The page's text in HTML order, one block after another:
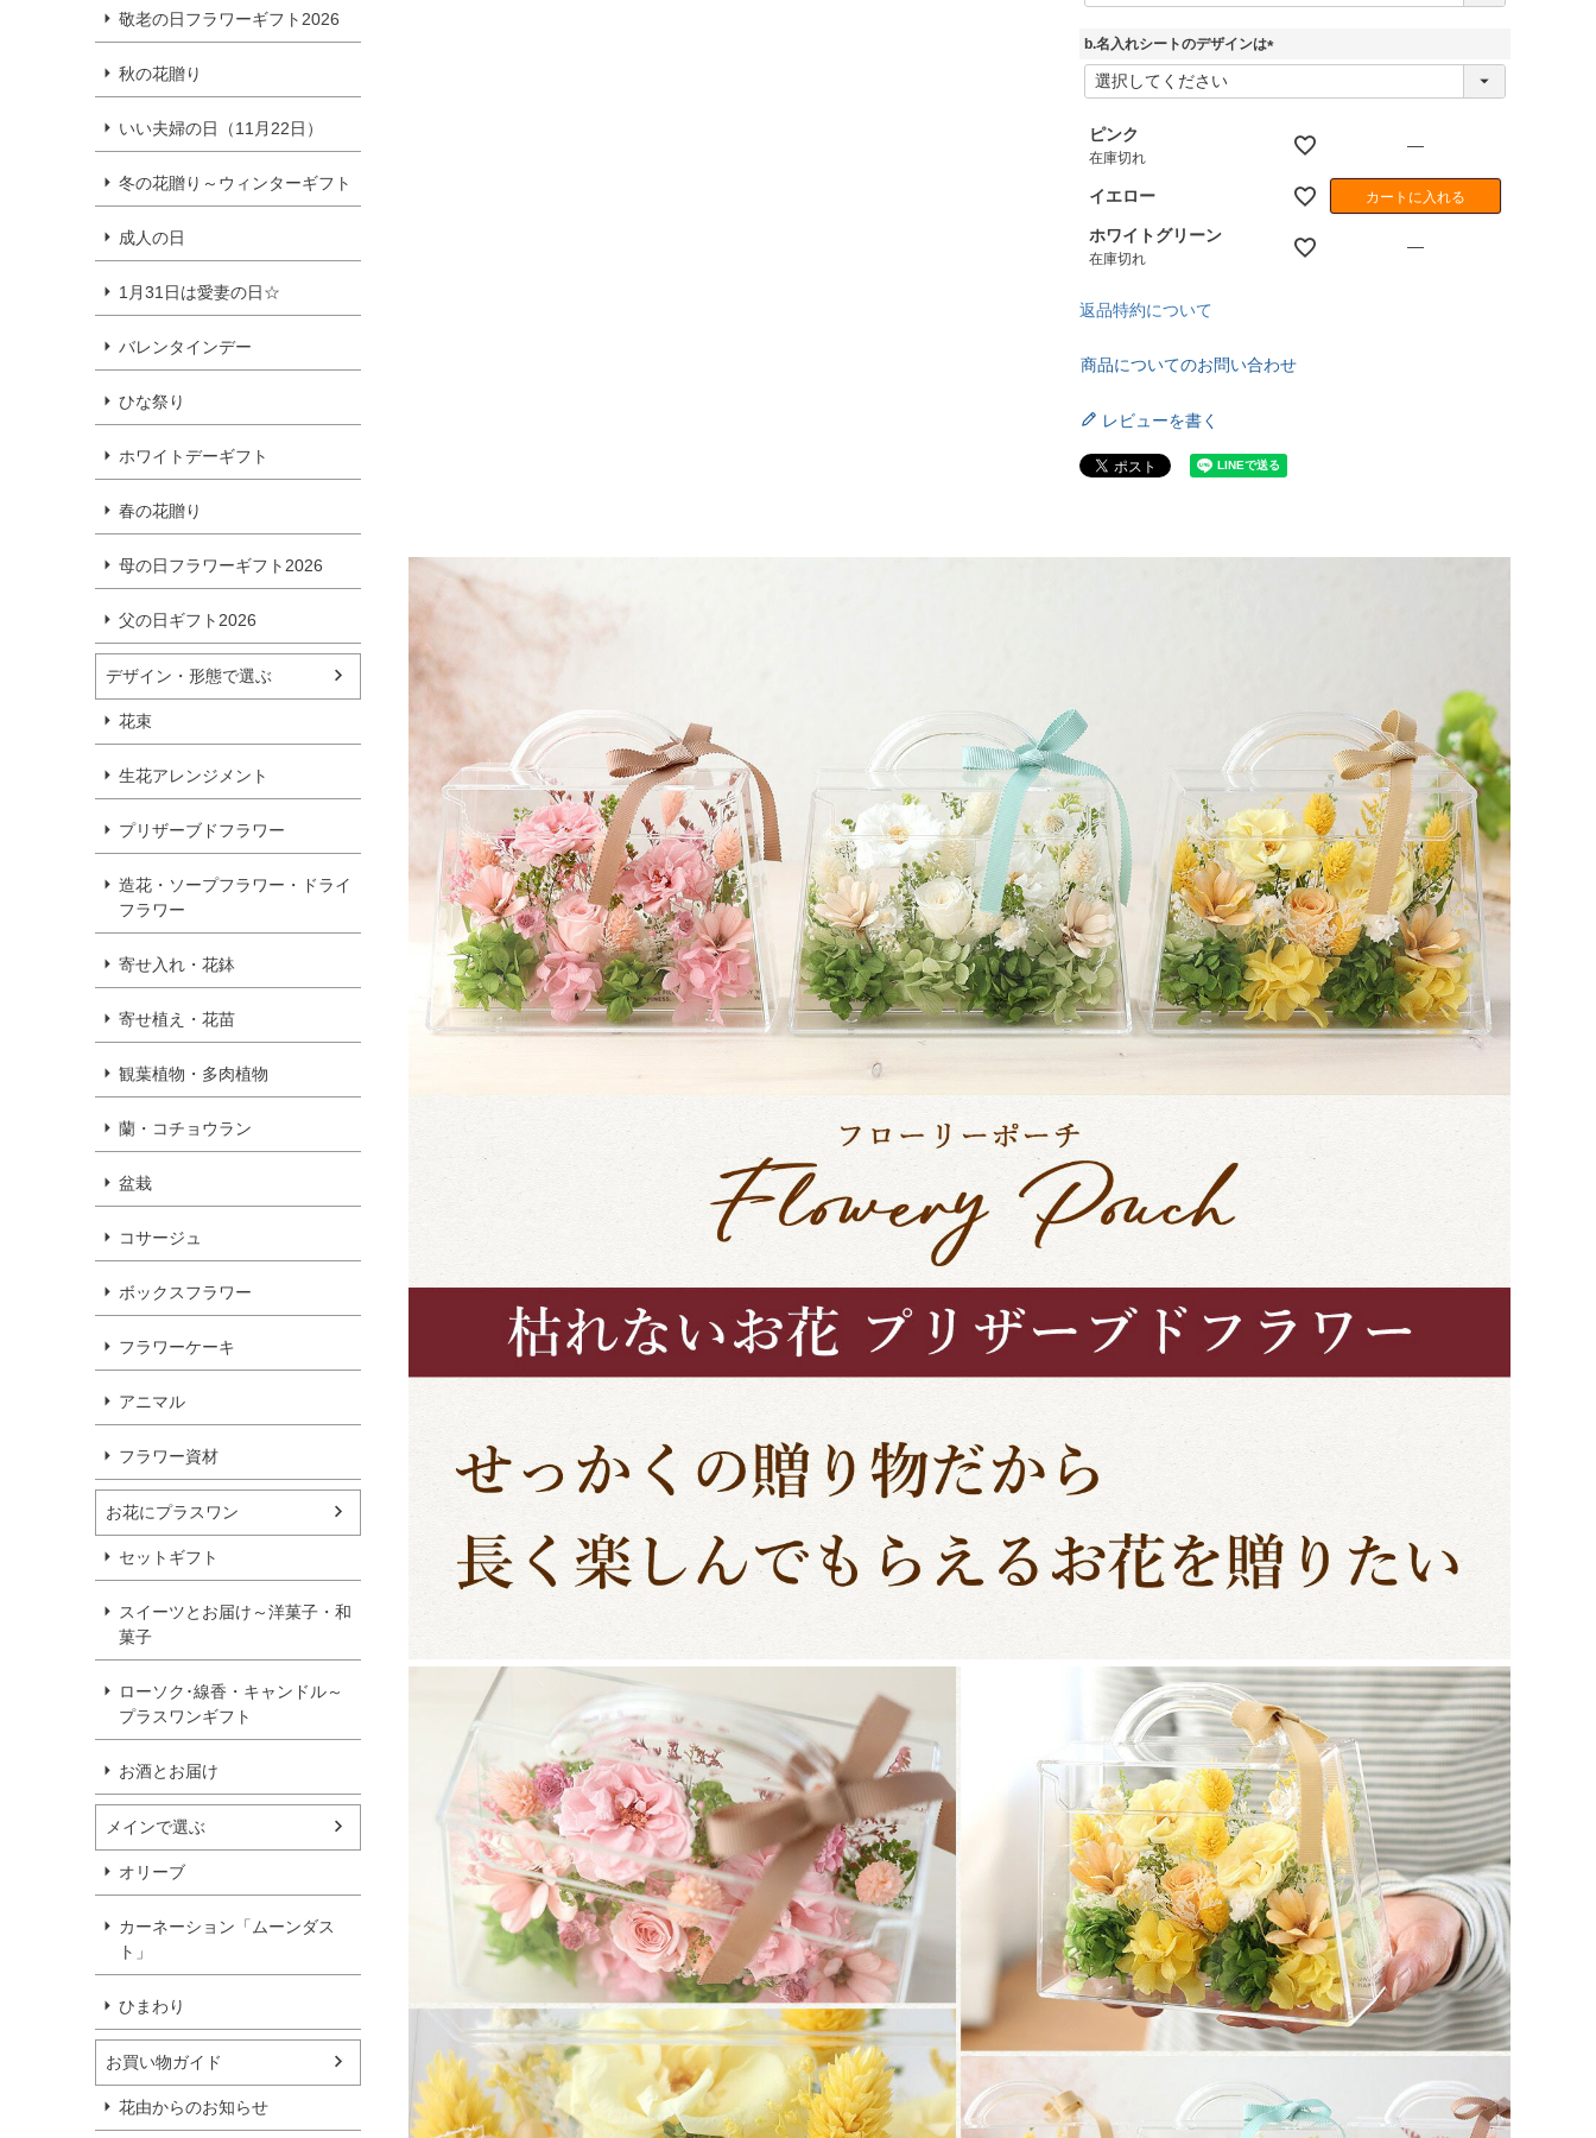
敬老の日フラワーギフト2026
秋の花贈り
いい夫婦の日（11月22日）
冬の花贈り～ウィンターギフト
成人の日
1月31日は愛妻の日☆
バレンタインデー
ひな祭り
ホワイトデーギフト
春の花贈り
母の日フラワーギフト2026
父の日ギフト2026
デザイン・形態で選ぶ
花束
生花アレンジメント
プリザーブドフラワー
造花・ソープフラワー・ドライ
フラワー
寄せ入れ・花鉢
寄せ植え・花苗
観葉植物・多肉植物
蘭・コチョウラン
盆栽
コサージュ
ボックスフラワー
フラワーケーキ
アニマル
フラワー資材
お花にプラスワン
セットギフト
スイーツとお届け～洋菓子・和
菓子
ローソク･線香・キャンドル～
プラスワンギフト
お酒とお届け
メインで選ぶ
オリーブ
カーネーション「ムーンダス
ト」
ひまわり
お買い物ガイド
花由からのお知らせ
)
b.名入れシートのデザインは
(
ピンク
在庫切れ
—
イエロー カートに入れる
ホワイトグリーン
在庫切れ
—
返品特約について
商品についてのお問い合わせ
レビューを書く